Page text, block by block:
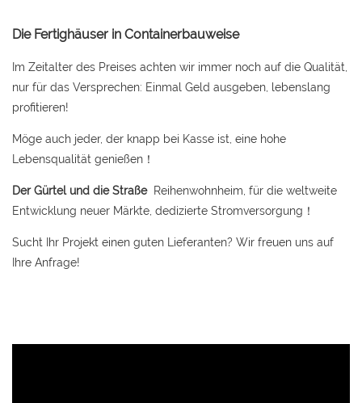
Die Fertighäuser in Containerbauweise
Im Zeitalter des Preises achten wir immer noch auf die Qualität,
nur für das Versprechen: Einmal Geld ausgeben, lebenslang
profitieren!
Möge auch jeder, der knapp bei Kasse ist, eine hohe
Lebensqualität genießen！
Der Gürtel und die Straße Reihenwohnheim, für die weltweite
Entwicklung neuer Märkte, dedizierte Stromversorgung！
Sucht Ihr Projekt einen guten Lieferanten? Wir freuen uns auf
Ihre Anfrage!